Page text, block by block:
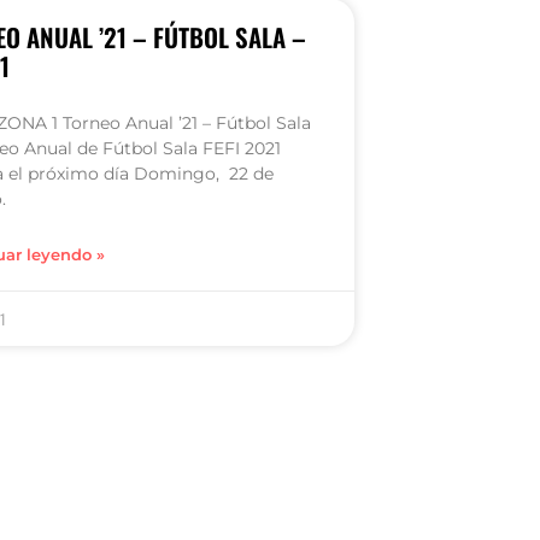
ANUAL ’21 – FÚTBOL SALA –
1 Torneo Anual ’21 – Fútbol Sala
Anual de Fútbol Sala FEFI 2021
el próximo día Domingo, 22 de
leyendo »